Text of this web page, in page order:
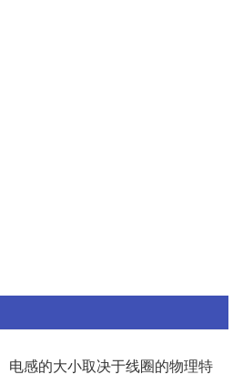
电感的大小取决于线圈的物理特